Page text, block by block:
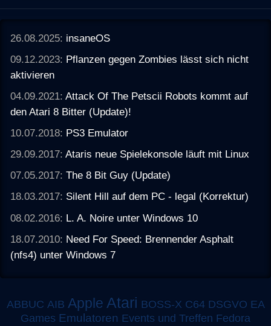
26.08.2025: insaneOS
09.12.2023: Pflanzen gegen Zombies lässt sich nicht
aktivieren
04.09.2021:Attack Of The Petscii Robots kommt auf
den Atari 8 Bitter (Update)!
10.07.2018: PS3 Emulator
29.09.2017:Ataris neue Spielekonsole läuft mit Linux
07.05.2017:The 8 Bit Guy (Update)
18.03.2017: Silent Hill auf dem PC - legal (Korrektur)
08.02.2016: L. A. Noire unter Windows 10
18.07.2010: Need For Speed: Brennender Asphalt
(nfs4) unter Windows 7
ABBUC AIB Apple Atari BOSS-X C64 DSGVO EA
Games Emulatoren Events und Treffen Fedora